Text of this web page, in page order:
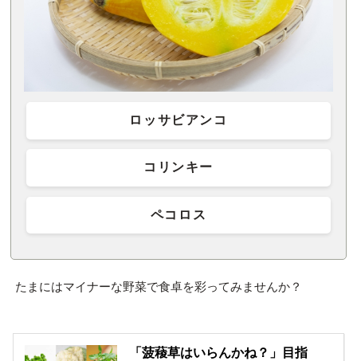
ロッサビアンコ
コリンキー
ペコロス
たまにはマイナーな野菜で食卓を彩ってみませんか？
「菠薐草はいらんかね？」目指